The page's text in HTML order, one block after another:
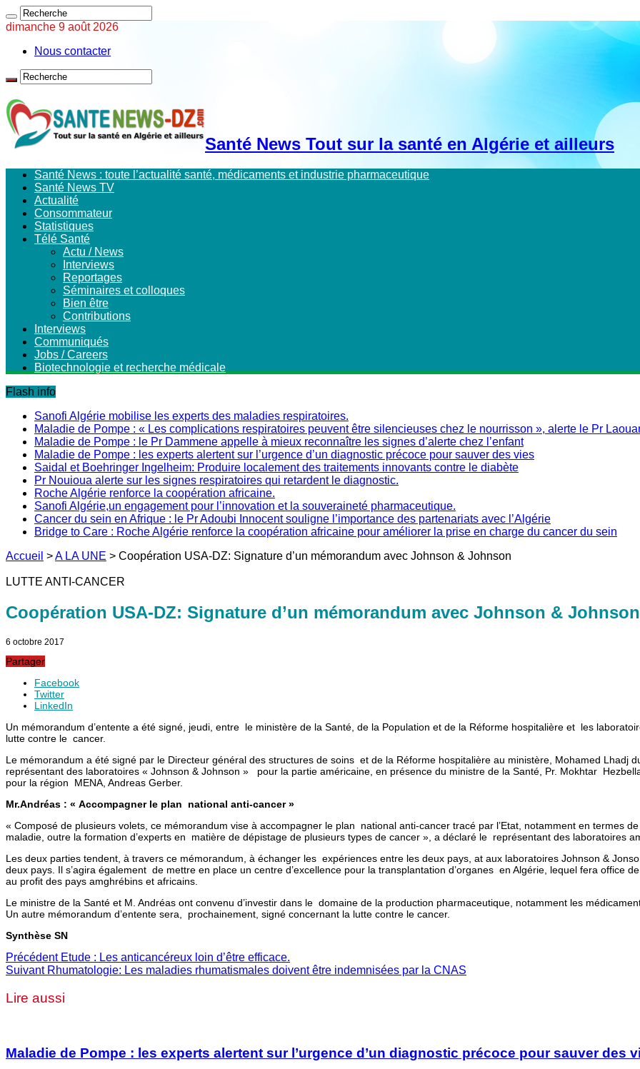
dimanche 9 août 2026
Nous contacter
Santé News Tout sur la santé en Algérie et ailleurs
Santé News : toute l’actualité santé, médicaments et industrie pharmaceutique
Santé News TV
Actualité
Consommateur
Statistiques
Télé Santé
Actu / News
Interviews
Reportages
Séminaires et colloques
Bien être
Contributions
Interviews
Communiqués
Jobs / Careers
Biotechnologie et recherche médicale
Flash info
Sanofi Algérie mobilise les experts des maladies respiratoires.
Maladie de Pompe : « Les complications respiratoires peuvent être silencieuses chez le nourrisson », alerte le Pr
Maladie de Pompe : le Pr Dammene appelle à mieux reconnaître les signes d’alerte chez l’enfant
Maladie de Pompe : les experts alertent sur l’urgence d’un diagnostic précoce pour sauver des vies
Saidal et Boehringer Ingelheim: Produire localement des traitements innovants contre le diabète
Pr Nouioua alerte sur les signes respiratoires qui retardent le diagnostic.
Roche Algérie renforce la coopération africaine.
Sanofi Algérie,un engagement pour l’innovation et la souveraineté pharmaceutique.
Cancer du sein en Afrique : le Pr Adoubi Innocent souligne l’importance des partenariats avec l’Algérie
Bridge to Care : Roche Algérie renforce la coopération africaine pour améliorer la prise en charge du cancer du sein
Accueil >A LA UNE > Coopération USA-DZ: Signature d’un mémorandum avec Johnson & Johnson
LUTTE ANTI-CANCER
Coopération USA-DZ: Signature d’un mémorandum avec Johnson & Johnson
6 octobre 2017
Partager
Facebook
Twitter
LinkedIn
Un mémorandum d’entente a été signé, jeudi, entre le ministère de la Santé, de la Population et de la Réforme hospitalière et les
lutte contre le cancer.
Le mémorandum a été signé par le Directeur général des structures de soins et de la Réforme hospitalière au ministère, Mohamed Lhadj
représentant des laboratoires « Johnson & Johnson » pour la partie américaine, en présence du ministre de la Santé, Pr. Mokhtar
pour la région MENA, Andreas Gerber.
Mr.Andréas : « Accompagner le plan national anti-cancer »
« Composé de plusieurs volets, ce mémorandum vise à accompagner le plan national anti-cancer tracé par l’Etat, notamment en termes
maladie, outre la formation d’experts en matière de dépistage de plusieurs types de cancer », a déclaré le représentant des laboratoires
Les deux parties tendent, à travers ce mémorandum, à échanger les expériences entre les deux pays, at aux laboratoires Johnson &
deux pays. Il s’agira également de mettre en place un centre d’excellence pour la transplantation d’organes en Algérie, lequel fera office
au profit des pays amghrébins et africains.
Le ministre de la Santé et M. Andréas ont convenu d’investir dans le domaine de la production pharmaceutique, notamment les
Un autre mémorandum d’entente sera, prochainement, signé concernant la lutte contre le cancer.
Synthèse SN
PrécédentEtude : Les anticancéreux loin d’être efficace.
SuivantRhumatologie: Les maladies rhumatismales doivent être indemnisées par la CNAS
Lire aussi
Maladie de Pompe : les experts alertent sur l’urgence d’un diagnostic précoce pour sauver des